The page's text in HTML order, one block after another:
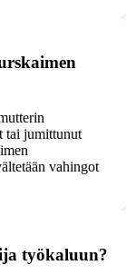
tai jumittunut
vahingot
työkaluun?